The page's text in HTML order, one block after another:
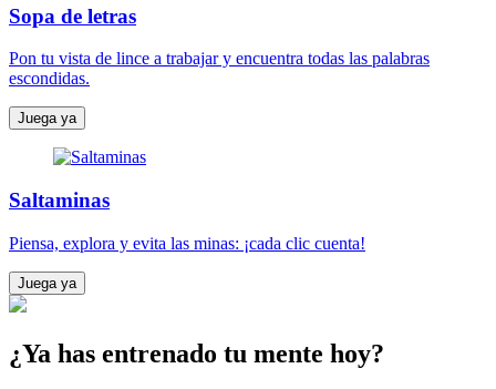
Sopa de letras
Pon tu vista de lince a trabajar y encuentra todas las palabras
escondidas.
Juega ya
Saltaminas
Piensa, explora y evita las minas: ¡cada clic cuenta!
Juega ya
¿Ya has entrenado tu mente hoy?